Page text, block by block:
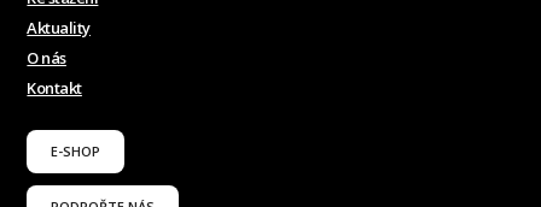
Aktuality
O nás
Kontakt
E-SHOP